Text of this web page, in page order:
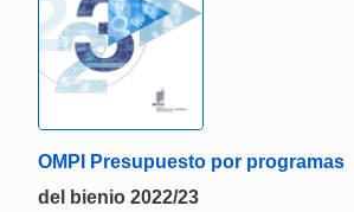
OMPI Presupuesto por programas
del bienio 2022/23